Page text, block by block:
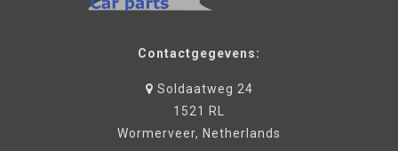
Contactgegevens:
Soldaatweg 24
1521 RL
Wormerveer, Netherlands